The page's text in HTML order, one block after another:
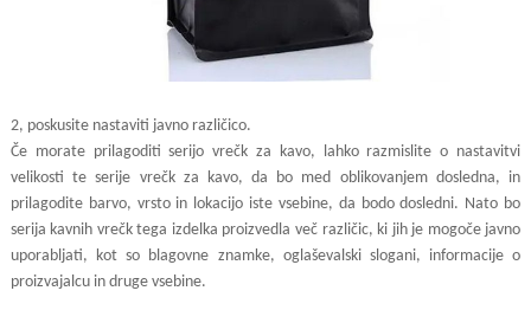
2, poskusite nastaviti javno različico.
Če morate prilagoditi serijo vrečk za kavo, lahko razmislite o nastavitvi
velikosti te serije vrečk za kavo, da bo med oblikovanjem dosledna, in
prilagodite barvo, vrsto in lokacijo iste vsebine, da bodo dosledni. Nato bo
serija kavnih vrečk tega izdelka proizvedla več različic, ki jih je mogoče javno
uporabljati, kot so blagovne znamke, oglaševalski slogani, informacije o
proizvajalcu in druge vsebine.